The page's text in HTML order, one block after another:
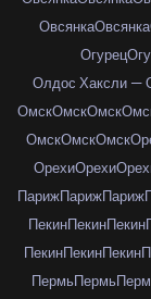
ОвсянкаОвсянка
Огурец
Олдос Хаксли —
ОмскОмскОмск
ОмскОмскОмск
ОрехиОрехи
ПарижПарижПариж
ПекинПекинПекин
ПекинПекинПекин
ПермьПермь